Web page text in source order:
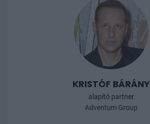
KRISTÓF BÁRÁNY
alapító partner
Adventum Group